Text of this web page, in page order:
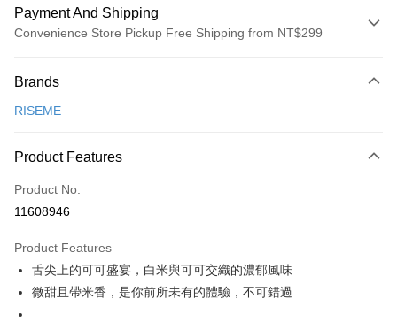
Payment And Shipping
Convenience Store Pickup Free Shipping from NT$299
Credit Card (Full Payment)
LINE Pay
Apple Pay
全家取貨付款
NT$65/order | Free shipping on orders of NT$299 or more
付款後全家取貨
Brands
RISEME
Product Features
Product No.
11608946
Product Features
舌尖上的可可盛宴，白米與可可交織的濃郁風味
微甜且帶米香，是你前所未有的體驗，不可錯過